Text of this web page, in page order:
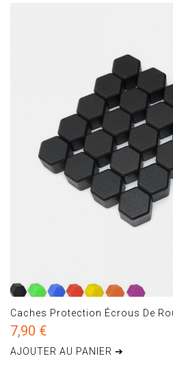
Caches Protection Écrous De
7,90 €
AJOUTER AU PANIER ➔